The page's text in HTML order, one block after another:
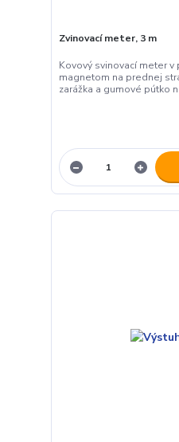
Zvinovací meter, 3 m
Kovový svinovací meter
magnetom na prednej
zarážka a gumové pútko